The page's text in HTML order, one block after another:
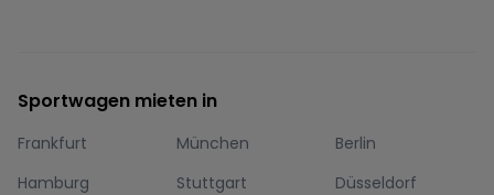
Sportwagen mieten in
Frankfurt München
Berlin
Hamburg
Stuttgart
Düsseldorf